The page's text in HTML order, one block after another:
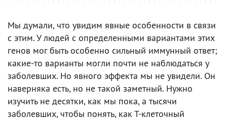
Мы думали, что увидим явные особенности в связи
с этим. У людей с определенными вариантами этих
генов мог быть особенно сильный иммунный ответ;
какие-то варианты могли почти не наблюдаться у
заболевших. Но явного эффекта мы не увидели. Он
наверняка есть, но не такой заметный. Нужно
изучить не десятки, как мы пока, а тысячи
заболевших, чтобы понять, как Т-клеточный